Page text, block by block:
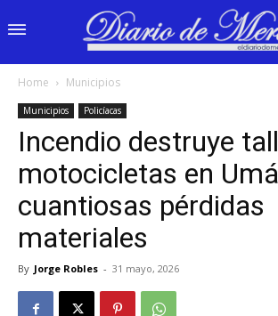
Home Municipios
Municipios Policíacas
Incendio destruye
motocicletas en
cuantiosas pérdidas
materiales
By Jorge Robles - 31 mayo, 2026